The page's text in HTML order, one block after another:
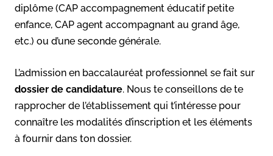
diplôme (CAP accompagnement éducatif petite
enfance, CAP agent accompagnant au grand âge,
etc.) ou d’une seconde générale.
L’admission en baccalauréat professionnel se fait sur
dossier de candidature. Nous te conseillons de te
rapprocher de l’établissement qui t’intéresse pour
connaître les modalités d’inscription et les éléments
à fournir dans ton dossier.